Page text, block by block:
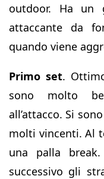
outdoor. Ha
attaccante da
quando viene
Primo set.
sono molto
all’attacco. Si
molti vincenti. Al
una palla
successivo gli